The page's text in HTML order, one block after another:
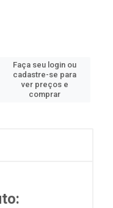
Faça seu login ou
cadastre-se para
ver preços e
comprar